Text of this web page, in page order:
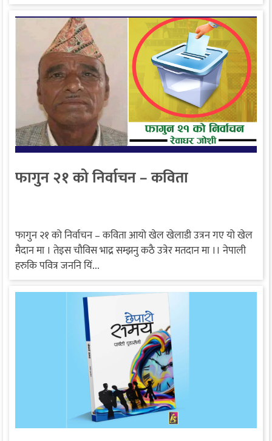
फागुन २१ को निर्वाचन – कविता
फागुन २१ को निर्वाचन – कविता आयो खेल खेलाडी उत्रन गए यो खेल
मैदान मा । तेइस चौविस भाद्र सम्झनु कठै उत्रेर मतदान मा ।। नेपाली
हरुकि पवित्र जननि यिं...